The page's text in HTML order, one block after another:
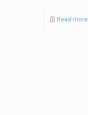
Read more